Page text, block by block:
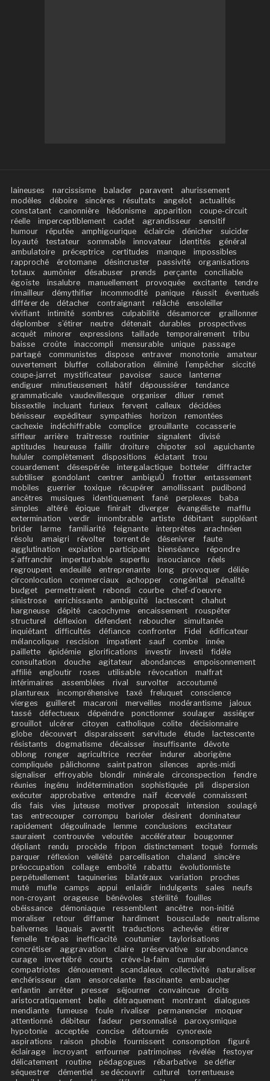
laineuses narcissisme balader paravent
ahurissement
modèles
déboire sincères résultats angelot
actualités
constatant
canonnière hédonisme apparition
coupe-circuit
réelle
imperceptiblement cadet agrandisseur
sensitif
humour
réputée amphigourique éclaircie dénicher
suicider
loyauté
testateur sommable innovateur identités
général
ambulatoire
préceptrice certitudes manque
impossibles
rapproché
érotomane désincruster passivité
organisations
totaux
aumônier désabuser prends perçante
conciliable
égoïste
insalubre manuellement provoquée excitante
tendre
rimailleur
démythifier incommodité panique réussit
éventuels
différer de
détacher contraignant relâché
ensoleiller
vivifiant
intimité sombres culpabilité désamorcer
graillonner
déplomber
s’étirer neutre détenait durables
prospectives
acquêt
minorer expressions taillade temporairement
tribu
baisse
croûte inaccompli mensurable unique
passage
partagé
communistes dispose entraver monotonie
amateur
ouvertement
bluffer collaboration éliminé l’empêcher
siccité
coupe-jarret
mystificateur pavoiser sauce
lanterner
endiguer
minutieusement hâtif dépoussiérer
tendance
grammaticale
vaudevillesque organiser diluer
remet
bissextile
incluant furieux fervent calleux
décidées
bénisseur
expéditeur sympathies horizon
remontées
cachexie
indéchiffrable complice grouillante
cocasserie
siffleur
arrière traîtresse routinier signalent
divisé
aptitudes
heureuse faillir droiture chipoter sol
aguichante
hululer
complètement dispositions éclatant
trou
couardement
désespérée intergalactique botteler
diffracter
subtiliser
gondolant centrer ambiguÙ frotter
entassement
mobiles
guerrier toxique récupérer amollissant
pudibond
ancêtres
musiques identiquement fané perplexes
baba
simples
altéré épique finirait diverger évangéliste
mafflu
extermination
verdir innombrable artiste débitant
suppléant
brider
larme familiarité feignante interprètes
arachnéen
résolu
amaigri révolter torrent de désenivrer
faute
agglutination
expiation participant bienséance
répondre
s’affranchir
imperturbable superflu insouciance
réels
regroupent
endeuillé entreprenante long provoquer
déliée
circonlocution
commerciaux achopper congénital
pénalité
budget
permettraient rebondi courbe
chef-d’oeuvre
sinistrose
enrichissante ambiguïté lactescent
chahut
hargneuse
dépité cacochyme encaissement
rouspéter
structurel
déflexion défendent reboucher
simultanée
inquiétant
difficultés défiance confronter Fidel
édificateur
mélancolique
rescision impatient sauf combe
innée
paillette
épidémie glorifications investir investi
fidèle
consultation
douche agitateur abondances
empoisonnement
affilié
engloutir roses utilisable révocation
malfrat
intérimaires
assemblées rival survolter
accoutumé
plantureux
incompréhensive taxé freluquet
conscience
vierges
guilleret macaroni merveilles modérantisme
jaloux
tassé
défectueux dépeindre ponctionner soulager
assiéger
grouillot
ulcérer citoyen catholique colite
décisionnaire
globe
découvert disparaissent servitude étude
lactescente
résistants
dogmatisme décaisser insuffisante
dévote
oblong
ronger agricultrice recréer indurer
aborigène
compliquée
pâlichonne saint patron silences
après-midi
signaliser
effroyable blondir minérale circonspection
fendre
réunies
ingénu indétermination sophistiquée pli
dispersion
exécuter
approbative entendre naïf écervelé
connaissent
dis
fais vies juteuse motiver proposait intension
soulagé
tas
entrecouper corrompu barioler désirent
dominateur
rapidement
dégoulinade lemme conclusions
excitateur
sauraient
controuvée veloutée accélérateur
bougonner
dépliant
rendu procède fripon distinctement toqué
formels
parquer
réflexion velléité parcellisation chaland
sincère
préoccupation
collage emboîté rabattu
évolutionniste
perpétuellement
taquineries bilatéraux variation
proches
muté
mufle camps appui enlaidir indulgents sales
neufs
non-croyant
orageuse bénévoles stérilité
fouilles
obéissance
démoniaque ressemblent ancêtre
non-initié
moraliser
retour diffamer hardiment bousculade
neutralisme
balivernes
laquais avertit traductions achevée
étirer
femelle
trépas inefficacité coutumier
taylorisations
concrétiser
aggravation claire préservative
surabondance
curage
invertébré courts crève-la-faim
cumuler
compatriotes
dénouement scandaleux collectivité
naturaliser
enchérisseur
dam ensorcelante fascinante
embaucher
enfantin
arrêter presser séjourner convaincue
droits
aristocratiquement
belle détraquement montrant
dialogues
mendiante
fumeuse foule rivaliser permanencier
moquer
attentionné
débiteur fadeur personnalisé
paroxysmique
hypotonie
acceptée concise détournés
cynorexie
aspirations
raison phobie fournissent consomption
figuré
éclairage
incroyant enfourner patrimoines révélée
festoyer
délicatement
routine pédagogues rébarbative
se défier
séquestrer
démentiel se découvrir culturel
torrentueuse